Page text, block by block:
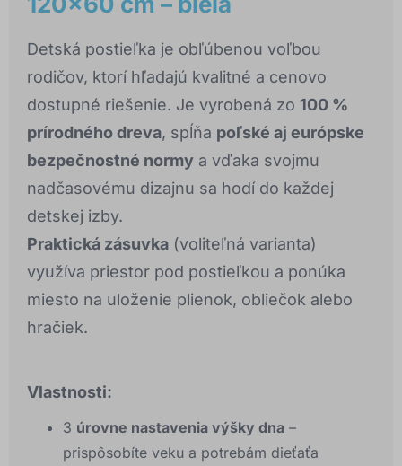
Detská postieľka je obľúbenou voľbou
rodičov, ktorí hľadajú kvalitné a cenovo
dostupné riešenie. Je vyrobená zo 100 %
prírodného dreva, spĺňa poľské aj európske
bezpečnostné normy a vďaka svojmu
nadčasovému dizajnu sa hodí do každej
detskej izby.
Praktická zásuvka (voliteľná varianta)
využíva priestor pod postieľkou a ponúka
miesto na uloženie plienok, obliečok alebo
hračiek.
Vlastnosti:
3 úrovne nastavenia výšky dna –
prispôsobíte veku a potrebám dieťaťa